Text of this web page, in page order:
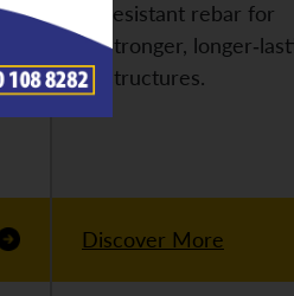
resistant rebar for
stronger, longer-
structures.
Discover More